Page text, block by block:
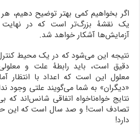
اگر بخواهیم کمی بهتر توضیح دهیم،
یک نقشۀ بزرگ‌تر است که در نهایت
آزمایش‌ها آشکار خواهد شد.
نتیجه این می‌شود که در یک محیط
دقیق است، باید رابطۀ علت و
معلول این است که اعداد با انتظار
«دیگران» به شما می‌گویند علتی وجود
نتایج خواه‌ناخواه اتفاقی شانس‌اند که
تصادف است! و صد سال است که این
دارد!